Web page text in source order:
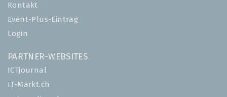
Kontakt
Event-Plus-Eintrag
Login
PARTNER-WEBSITES
ICTjournal
IT-Markt.ch